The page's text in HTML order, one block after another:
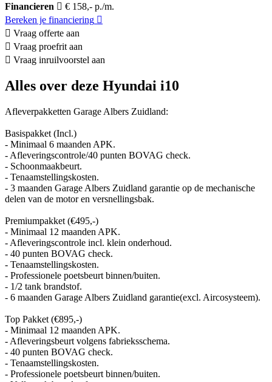
Financieren
€ 158,- p./m.
Bereken je financiering
Vraag offerte aan
Vraag proefrit aan
Vraag inruilvoorstel aan
Alles over deze Hyundai i10
Afleverpakketten Garage Albers Zuidland:
Basispakket (Incl.)
- Minimaal 6 maanden APK.
- Afleveringscontrole/40 punten BOVAG check.
- Schoonmaakbeurt.
- Tenaamstellingskosten.
- 3 maanden Garage Albers Zuidland garantie op de mechanische
delen van de motor en versnellingsbak.
Premiumpakket (€495,-)
- Minimaal 12 maanden APK.
- Afleveringscontrole incl. klein onderhoud.
- 40 punten BOVAG check.
- Tenaamstellingskosten.
- Professionele poetsbeurt binnen/buiten.
- 1/2 tank brandstof.
- 6 maanden Garage Albers Zuidland garantie(excl. Aircosysteem).
Top Pakket (€895,-)
- Minimaal 12 maanden APK.
- Afleveringsbeurt volgens fabrieksschema.
- 40 punten BOVAG check.
- Tenaamstellingskosten.
- Professionele poetsbeurt binnen/buiten.